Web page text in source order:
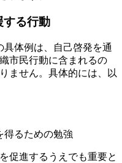
する行動
体例は、自己啓発を通
市民行動に含まれるの
ません。具体的には、以
得るための勉強
促進するうえでも重要と